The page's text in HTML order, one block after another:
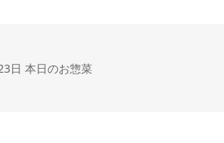
日 本日のお惣菜